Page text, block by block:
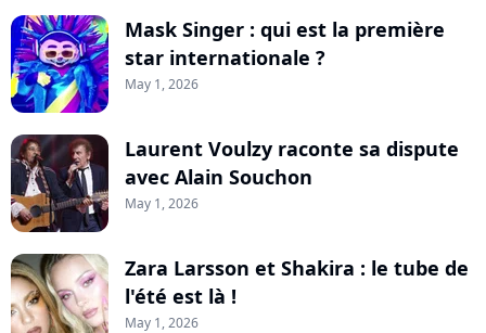
Mask Singer : qui est la première
star internationale ?
May 1, 2026
Laurent Voulzy raconte sa dispute
avec Alain Souchon
May 1, 2026
Zara Larsson et Shakira : le tube de
l'été est là !
May 1, 2026